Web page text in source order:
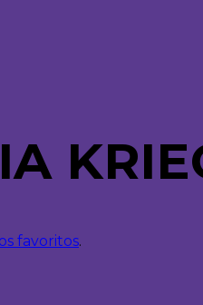
favoritos.